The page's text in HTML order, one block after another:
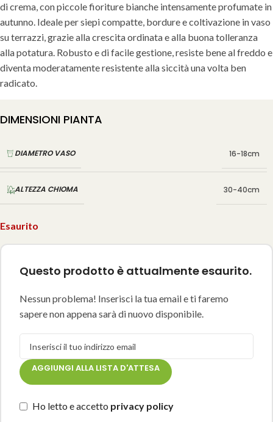
di crema, con piccole fioriture bianche intensamente profumate in
autunno. Ideale per siepi compatte, bordure e coltivazione in vaso
su terrazzi, grazie alla crescita ordinata e alla buona tolleranza
alla potatura. Robusto e di facile gestione, resiste bene al freddo e
diventa moderatamente resistente alla siccità una volta ben
radicato.
DIMENSIONI PIANTA
DIAMETRO VASO 16-18cm
ALTEZZA CHIOMA 30-40cm
Esaurito
Questo prodotto è attualmente esaurito.
Nessun problema! Inserisci la tua email e ti faremo
sapere non appena sarà di nuovo disponibile.
AGGIUNGI ALLA LISTA D'ATTESA
Ho letto e accetto privacy policy